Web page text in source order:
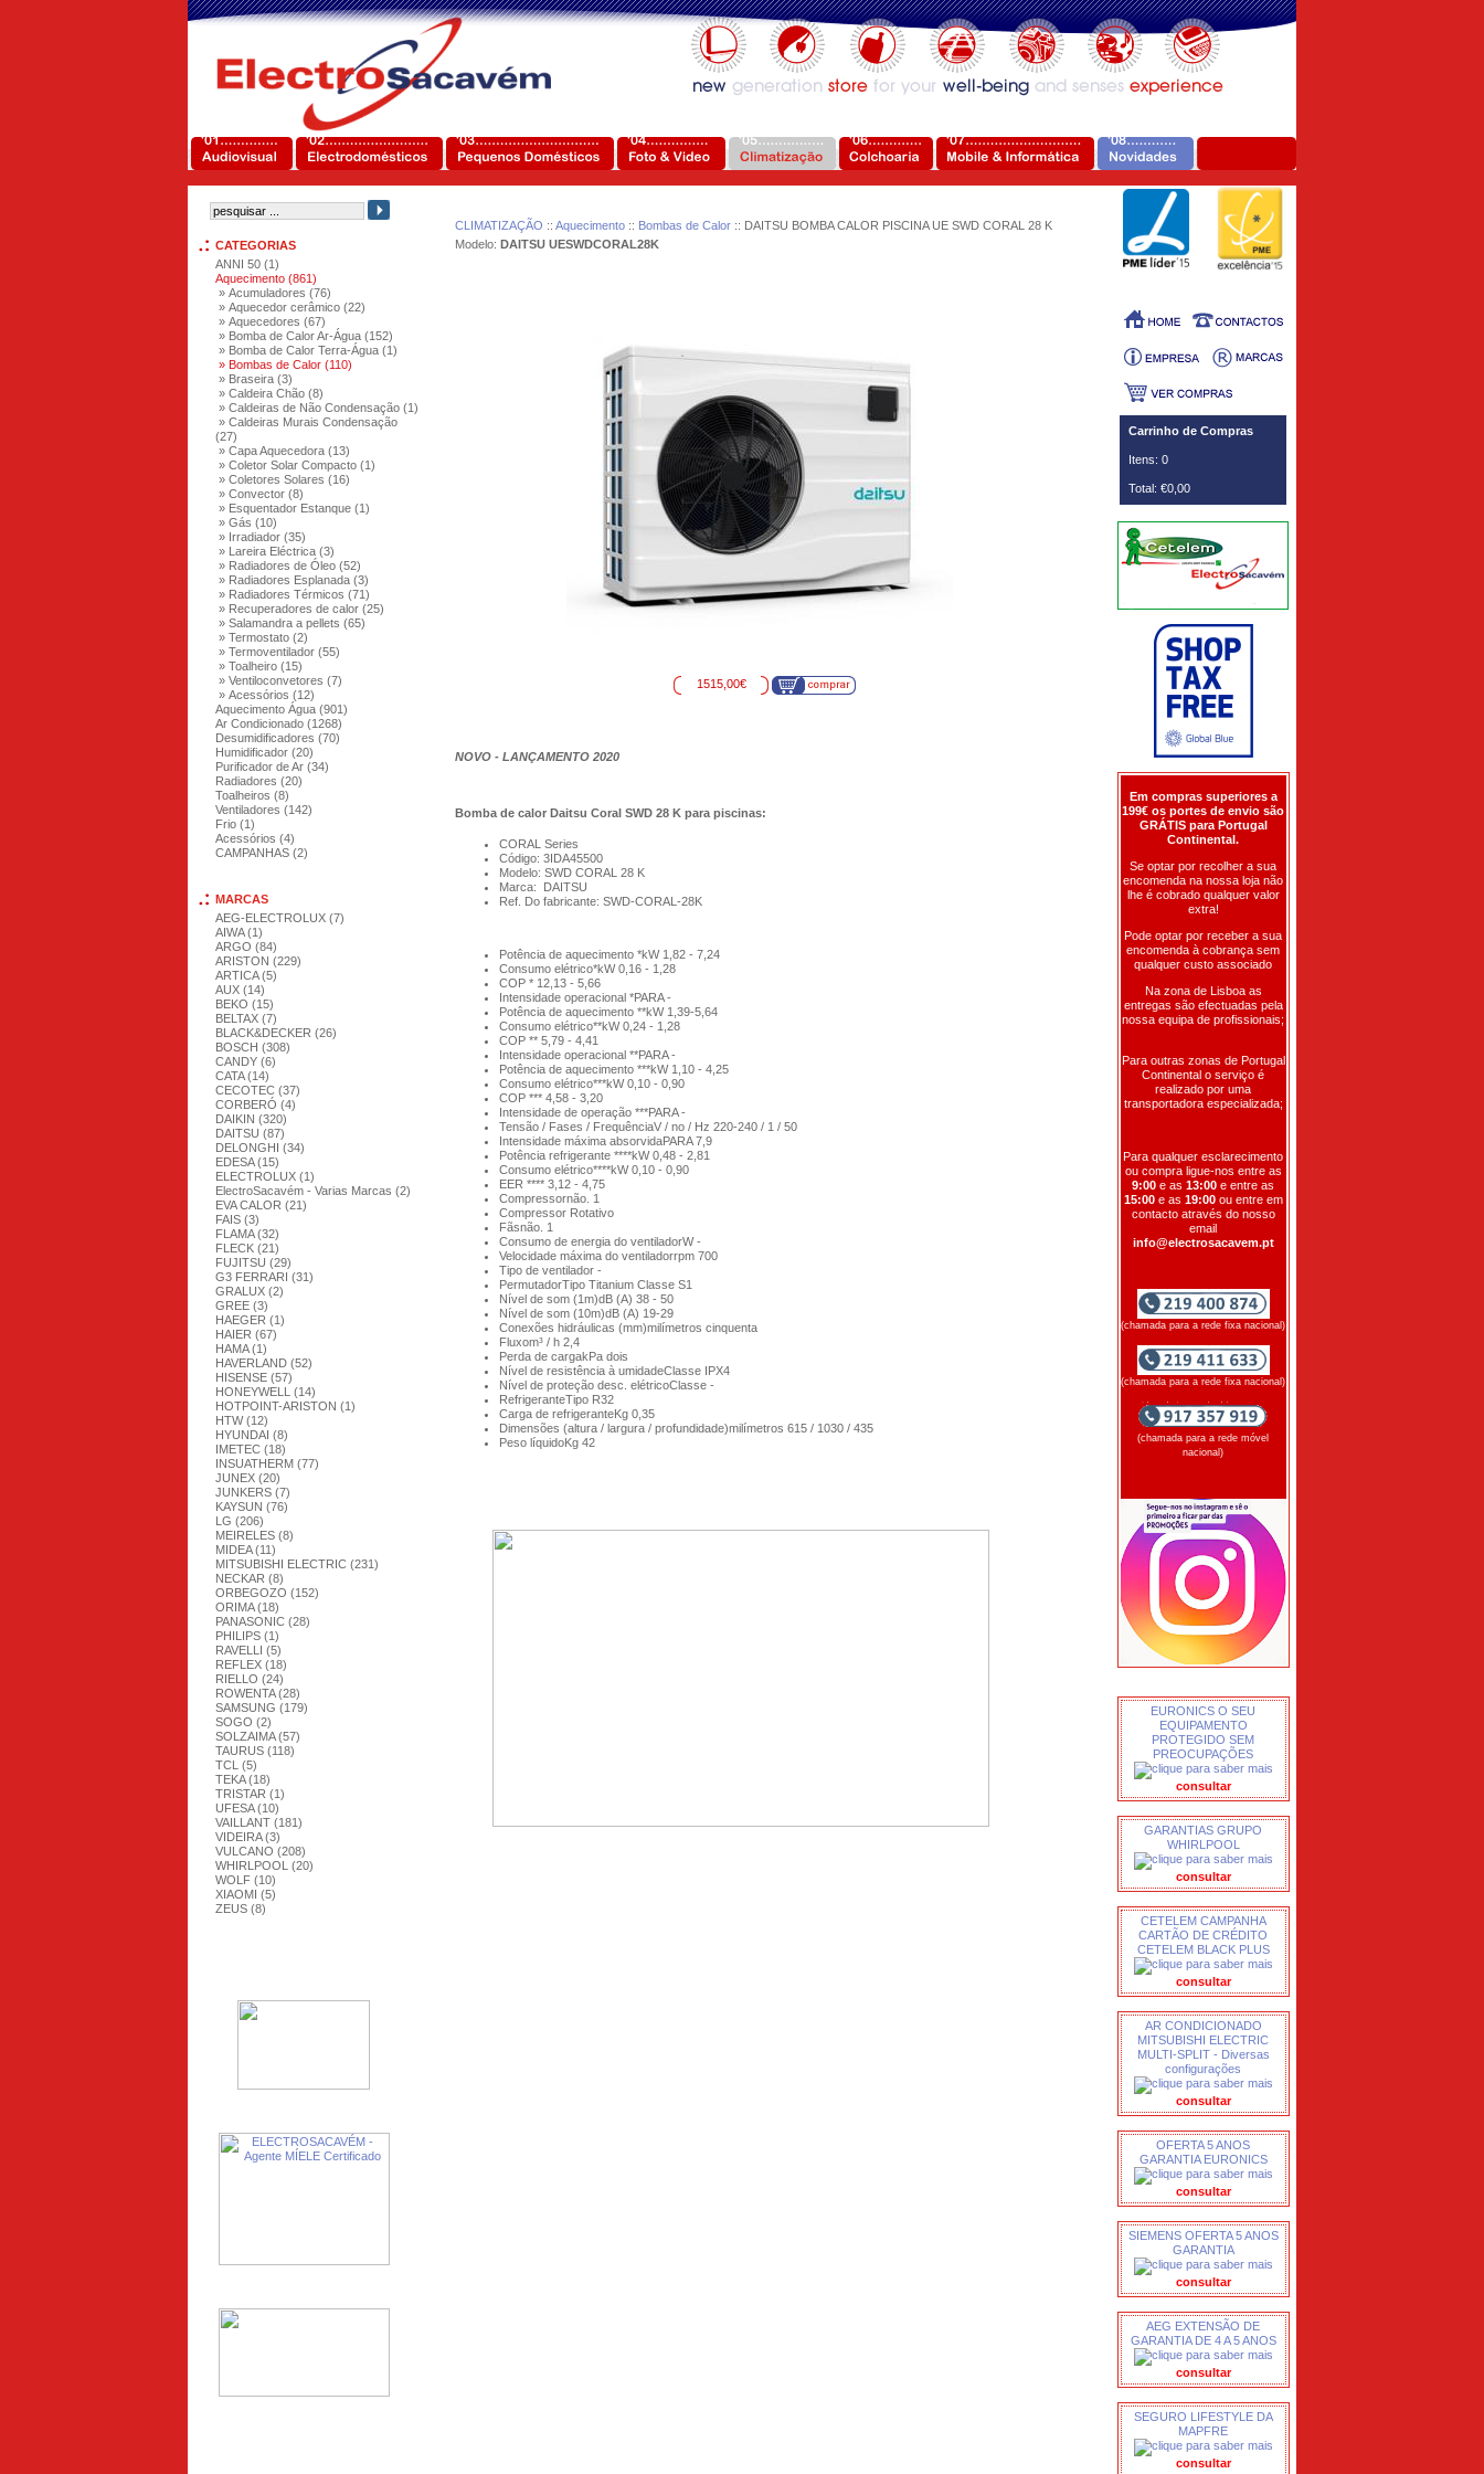
CATEGORIAS
ANNI 50 (1)
Aquecimento (861)
» Acumuladores (76)
» Aquecedor cerâmico (22)
» Aquecedores (67)
» Bomba de Calor Ar-Água (152)
» Bomba de Calor Terra-Água (1)
» Bombas de Calor (110)
» Braseira (3)
» Caldeira Chão (8)
» Caldeiras de Não Condensação (1)
» Caldeiras Murais Condensação
(27)
» Capa Aquecedora (13)
» Coletor Solar Compacto (1)
» Coletores Solares (16)
» Convector (8)
» Esquentador Estanque (1)
» Gás (10)
» Irradiador (35)
» Lareira Eléctrica (3)
» Radiadores de Óleo (52)
» Radiadores Esplanada (3)
» Radiadores Térmicos (71)
» Recuperadores de calor (25)
» Salamandra a pellets (65)
» Termostato (2)
» Termoventilador (55)
» Toalheiro (15)
» Ventiloconvetores (7)
» Acessórios (12)
Aquecimento Água (901)
Ar Condicionado (1268)
Desumidificadores (70)
Humidificador (20)
Purificador de Ar (34)
Radiadores (20)
Toalheiros (8)
Ventiladores (142)
Frio (1)
Acessórios (4)
CAMPANHAS (2)
MARCAS
AEG-ELECTROLUX (7)
AIWA (1)
ARGO (84)
ARISTON (229)
ARTICA (5)
AUX (14)
BEKO (15)
BELTAX (7)
BLACK&DECKER (26)
BOSCH (308)
CANDY (6)
CATA (14)
CECOTEC (37)
CORBERÓ (4)
DAIKIN (320)
DAITSU (87)
DELONGHI (34)
EDESA (15)
ELECTROLUX (1)
ElectroSacavém - Varias Marcas (2)
EVA CALOR (21)
FAIS (3)
FLAMA (32)
FLECK (21)
FUJITSU (29)
G3 FERRARI (31)
GRALUX (2)
GREE (3)
HAEGER (1)
HAIER (67)
HAMA (1)
HAVERLAND (52)
HISENSE (57)
HONEYWELL (14)
HOTPOINT-ARISTON (1)
HTW (12)
HYUNDAI (8)
IMETEC (18)
INSUATHERM (77)
JUNEX (20)
JUNKERS (7)
KAYSUN (76)
LG (206)
MEIRELES (8)
MIDEA (11)
MITSUBISHI ELECTRIC (231)
NECKAR (8)
ORBEGOZO (152)
ORIMA (18)
PANASONIC (28)
PHILIPS (1)
RAVELLI (5)
REFLEX (18)
RIELLO (24)
ROWENTA (28)
SAMSUNG (179)
SOGO (2)
SOLZAIMA (57)
TAURUS (118)
TCL (5)
TEKA (18)
TRISTAR (1)
UFESA (10)
VAILLANT (181)
VIDEIRA (3)
VULCANO (208)
WHIRLPOOL (20)
WOLF (10)
XIAOMI (5)
ZEUS (8)
CLIMATIZAÇÃO :: Aquecimento:: Bombas de Calor:: DAITSU BOMBA CALOR PISCINA UE SWD CORAL 28 K
Modelo: DAITSU UESWDCORAL28K
1515,00€
NOVO - LANÇAMENTO 2020
Bomba de calor Daitsu Coral SWD 28 K para piscinas:
CORAL Series
Código: 3IDA45500
Modelo: SWD CORAL 28 K
Marca: DAITSU
Ref. Do fabricante: SWD-CORAL-28K
Potência de aquecimento *kW 1,82 - 7,24
Consumo elétrico*kW 0,16 - 1,28
COP * 12,13 - 5,66
Intensidade operacional *PARA -
Potência de aquecimento **kW 1,39-5,64
Consumo elétrico**kW 0,24 - 1,28
COP ** 5,79 - 4,41
Intensidade operacional **PARA -
Potência de aquecimento ***kW 1,10 - 4,25
Consumo elétrico***kW 0,10 - 0,90
COP *** 4,58 - 3,20
Intensidade de operação ***PARA -
Tensão / Fases / FrequênciaV / no / Hz 220-240 / 1 / 50
Intensidade máxima absorvidaPARA 7,9
Potência refrigerante ****kW 0,48 - 2,81
Consumo elétrico****kW 0,10 - 0,90
EER **** 3,12 - 4,75
Compressornão. 1
Compressor Rotativo
Fãsnão. 1
Consumo de energia do ventiladorW -
Velocidade máxima do ventiladorrpm 700
Tipo de ventilador -
PermutadorTipo Titanium Classe S1
Nível de som (1m)dB (A) 38 - 50
Nível de som (10m)dB (A) 19-29
Conexões hidráulicas (mm)milímetros cinquenta
Fluxom³ / h 2,4
Perda de cargakPa dois
Nível de resistência à umidadeClasse IPX4
Nível de proteção desc. elétricoClasse -
RefrigeranteTipo R32
Carga de refrigeranteKg 0,35
Dimensões (altura / largura / profundidade)milímetros 615 / 1030 / 435
Peso líquidoKg 42
Carrinho de Compras
Itens: 0
Total: €0,00
Em compras superiores a
199€ os portes de envio são
GRÁTIS para Portugal
Continental.
Se optar por recolher a sua
encomenda na nossa loja não
lhe é cobrado qualquer valor
extra!
Pode optar por receber a sua
encomenda à cobrança sem
qualquer custo associado
Na zona de Lisboa as
entregas são efectuadas pela
nossa equipa de profissionais;
Para outras zonas de Portugal
Continental o serviço é
realizado por uma
transportadora especializada;
Para qualquer esclarecimento
ou compra ligue-nos entre as
9:00 e as 13:00 e entre as
15:00e as 19:00 ou entre em
contacto através do nosso
email
info@electrosacavem.pt
(chamada para a rede fixa nacional)
(chamada para a rede fixa nacional)
(chamada para a rede móvel
nacional)
EURONICS O SEU
EQUIPAMENTO
PROTEGIDO SEM
PREOCUPAÇÕES
consultar
GARANTIAS GRUPO
WHIRLPOOL
consultar
CETELEM CAMPANHA
CARTÃO DE CRÉDITO
CETELEM BLACK PLUS
consultar
AR CONDICIONADO
MITSUBISHI ELECTRIC
MULTI-SPLIT - Diversas
configurações
consultar
OFERTA 5 ANOS
GARANTIA EURONICS
consultar
SIEMENS OFERTA 5 ANOS
GARANTIA
consultar
AEG EXTENSÃO DE
GARANTIA DE 4 A 5 ANOS
consultar
SEGURO LIFESTYLE DA
MAPFRE
consultar